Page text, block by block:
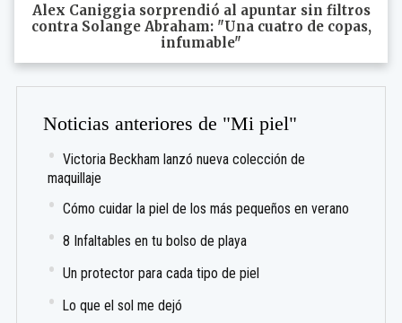
Alex Caniggia sorprendió al apuntar sin filtros
contra Solange Abraham: "Una cuatro de copas,
infumable"
Noticias anteriores de "Mi piel"
Victoria Beckham lanzó nueva colección de
maquillaje
Cómo cuidar la piel de los más pequeños en verano
8 Infaltables en tu bolso de playa
Un protector para cada tipo de piel
Lo que el sol me dejó